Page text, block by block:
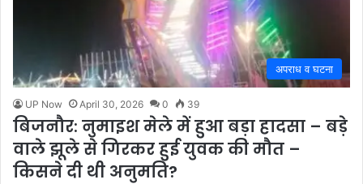
अपराध व घटना
UP Now April 30, 2026 0 39
बिजनौर: नुमाइश मेले में हुआ बड़ा हादसा – बड़े
वाले झूले से गिरकर हुई युवक की मौत –
किसने दी थी अनुमति?